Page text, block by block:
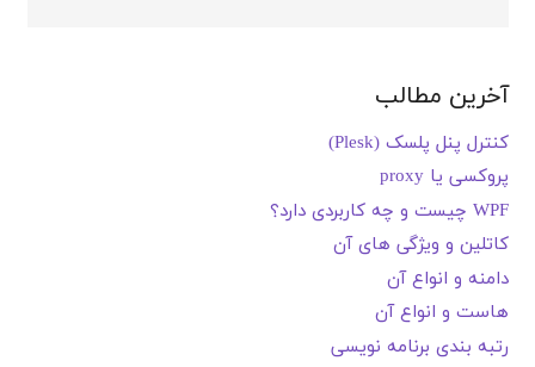
آخرین مطالب
کنترل پنل پلسک (Plesk)
پروکسی یا proxy
WPF چیست و چه کاربردی دارد؟
کاتلین و ویژگی های آن
دامنه و انواع آن
هاست و انواع آن
رتبه بندی برنامه نویسی